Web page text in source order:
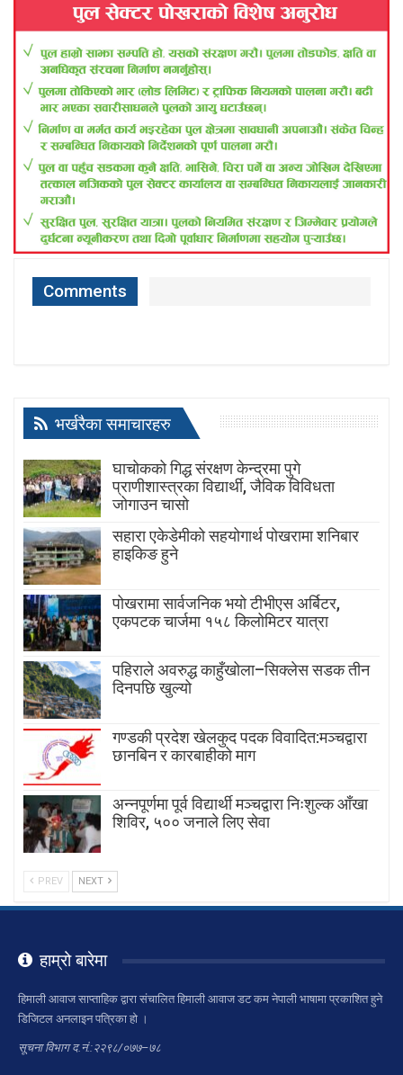
Comments
भर्खरैका समाचारहरु
घाचोकको गिद्ध संरक्षण केन्द्रमा पुगे
प्राणीशास्त्रका विद्यार्थी, जैविक विविधता
जोगाउन चासो
सहारा एकेडेमीको सहयोगार्थ पोखरामा शनिबार
हाइकिङ हुने
पोखरामा सार्वजनिक भयो टीभीएस अर्बिटर,
एकपटक चार्जमा १५८ किलोमिटर यात्रा
पहिराले अवरुद्ध काहुँखोला–सिक्लेस सडक तीन
दिनपछि खुल्यो
गण्डकी प्रदेश खेलकुद पदक विवादित:मञ्चद्वारा
छानबिन र कारबाहीको माग
अन्नपूर्णमा पूर्व विद्यार्थी मञ्चद्वारा निःशुल्क आँखा
शिविर, ५०० जनाले लिए सेवा
PREV NEXT
हाम्रो बारेमा
हिमाली आवाज साप्ताहिक द्वारा संचालित हिमाली आवाज डट कम नेपाली भाषामा प्रकाशित हुने
डिजिटल अनलाइन पत्रिका हो ।
सूचना विभाग द.नं.:२२९८/०७७–७८